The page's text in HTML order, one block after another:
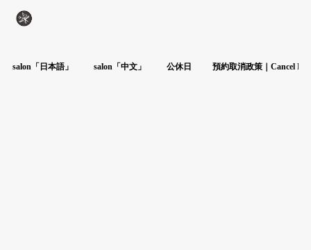
salon「日本語」 salon「中文」 公休日 預約取消政策｜Cancel